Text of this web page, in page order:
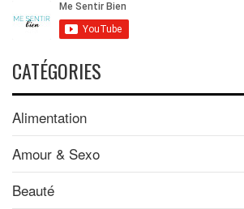
CATÉGORIES
Alimentation
Amour & Sexo
Beauté